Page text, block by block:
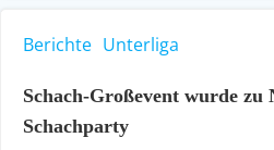
Berichte Unterliga
Schach-Großevent wurde
Schachparty